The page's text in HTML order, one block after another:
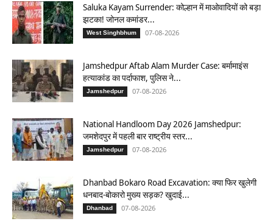
Saluka Kayam Surrender: कोल्हान में माओवादियों को बड़ा
झटका! जोनल कमांडर...
West Singhbhum 07-08-2026
Jamshedpur Aftab Alam Murder Case: बर्मामाइंस
हत्याकांड का पर्दाफाश, पुलिस ने...
Jamshedpur 07-08-2026
National Handloom Day 2026 Jamshedpur:
जमशेदपुर में पहली बार राष्ट्रीय स्तर...
Jamshedpur 07-08-2026
Dhanbad Bokaro Road Excavation: क्या फिर खुलेगी
धनबाद-बोकारो मुख्य सड़क? खुदाई...
Dhanbad 07-08-2026